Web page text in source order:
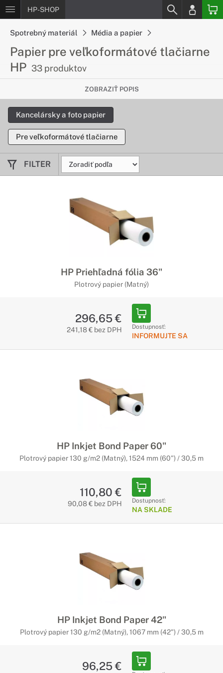
HP-SHOP
Spotrebný materiál Média a papier
Papier pre veľkoformátové tlačiarne
HP 33 produktov
Univerzálne ekonomické papiere s
povrchovou úpravou HP
Snehovobiely povrch zachytí realistické farby s vysokým
rozlíšením a sýtočiernou grafikou. Špeciálne upravený
povrch zasychá okamžite po tlači a zaručuje konzistentnú
tlač čistých línii a tlače vo vysoko kontrastných farbách.
ZOBRAZIŤ POPIS
Kancelársky a foto papier
Pre veľkoformátové tlačiarne
FILTER
HP Priehľadná fólia 36"
Plotrový papier (Matný)
296,65 €
241,18 € bez DPH Dostupnosť:
INFORMUJTE SA
HP Inkjet Bond Paper 60"
Plotrový papier 130 g/m2 (Matný), 1524 mm (60") / 30,5 m
110,80 €
90,08 € bez DPH Dostupnosť:
NA SKLADE
HP Inkjet Bond Paper 42"
Plotrový papier 130 g/m2 (Matný), 1067 mm (42") / 30,5 m
96,25 €